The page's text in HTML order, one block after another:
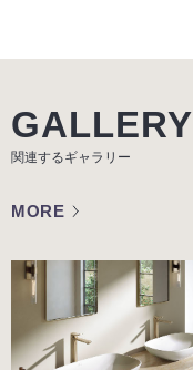
GALLERY
関連するギャラリー
MORE